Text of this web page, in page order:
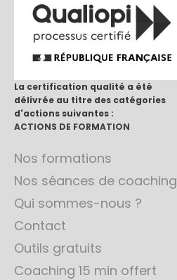
La certification qualité a été
délivrée au titre des catégories
d'actions suivantes :
ACTIONS DE FORMATION
Nos formations
Nos séances de coaching
Qui sommes-nous ?
Contact
Outils gratuits
Coaching 15 min offert